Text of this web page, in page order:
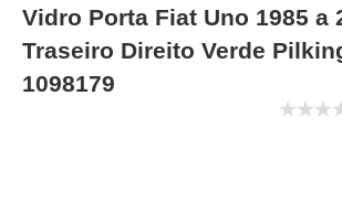
Vidro Porta Fiat Uno 1985 a
Traseiro Direito Verde
1098179